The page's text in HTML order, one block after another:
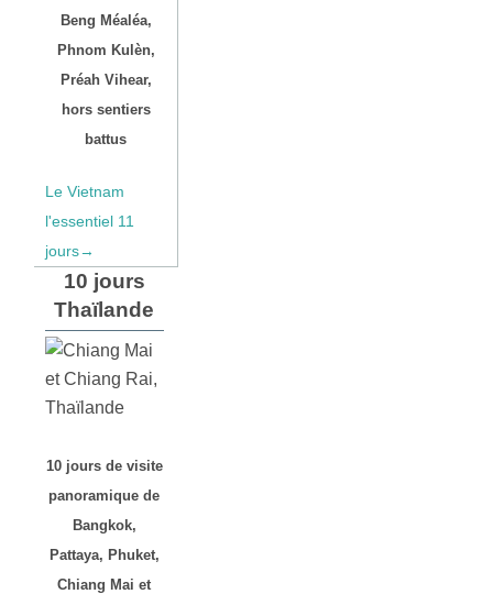
Beng Méaléa,
Phnom Kulèn,
Préah Vihear,
hors sentiers
battus
Le Vietnam
l'essentiel 11
jours→
10 jours
Thaïlande
10 jours de visite
panoramique de
Bangkok,
Pattaya, Phuket,
Chiang Mai et